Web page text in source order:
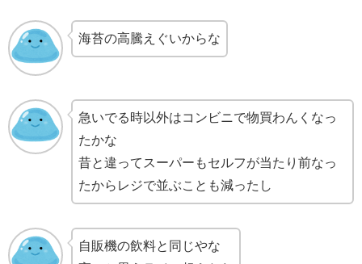
海苔の高騰えぐいからな
急いでる時以外はコンビニで物買わんくなっ
たかな
昔と違ってスーパーもセルフが当たり前なっ
たからレジで並ぶことも減ったし
自販機の飲料と同じやな